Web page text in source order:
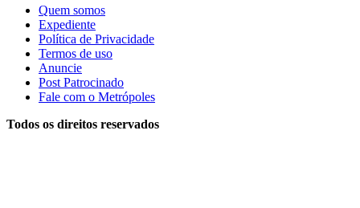
Quem somos
Expediente
Política de Privacidade
Termos de uso
Anuncie
Post Patrocinado
Fale com o Metrópoles
Todos os direitos reservados